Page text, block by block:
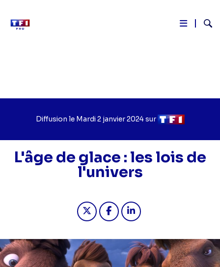
Diffusion le Jour
diffusion
Mardi 2 janvier 2024sur Chaîne
diffusion
L'âge de glace : les lois de
l'univers
Partager "2024-01-02 15:45 -
Partager "2024-01-02 15:45